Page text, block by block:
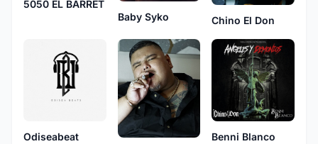
5050 EL BARRET
Baby Syko
Chino El Don
Odiseabeat
Benni Blanco